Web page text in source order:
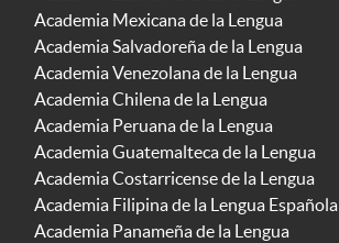
Academia Mexicana de la Lengua
Academia Salvadoreña de la Lengua
Academia Venezolana de la Lengua
Academia Chilena de la Lengua
Academia Peruana de la Lengua
Academia Guatemalteca de la Lengua
Academia Costarricense de la Lengua
Academia Filipina de la Lengua Española
Academia Panameña de la Lengua